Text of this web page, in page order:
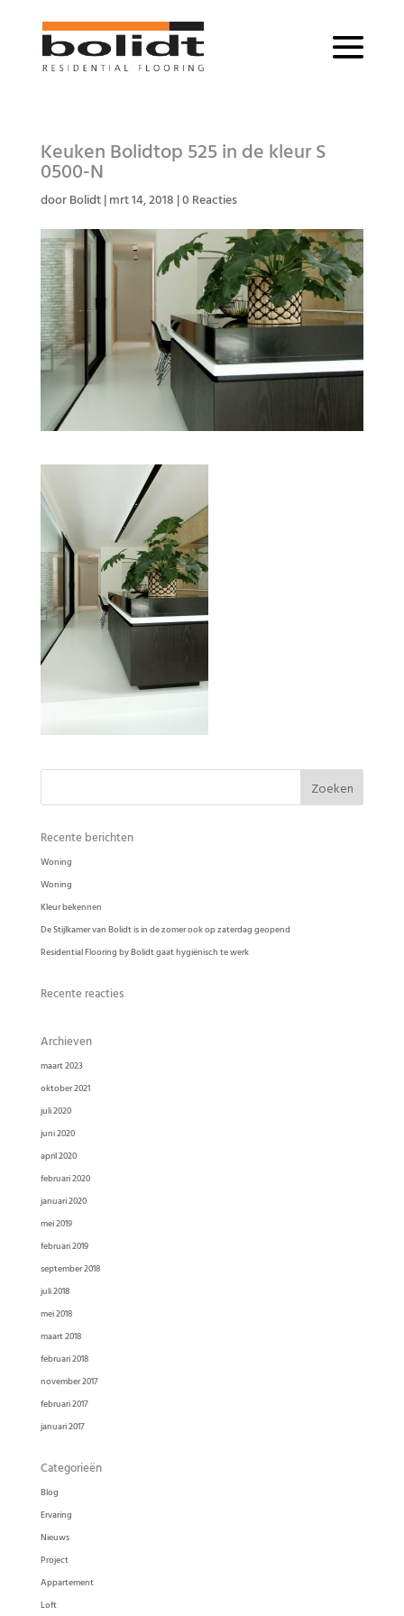
Keuken Bolidtop 525 in de kleur S
0500-N
doorBolidt|mrt 14, 2018 |0 Reacties
Recente berichten
Woning
Woning
Kleur bekennen
De Stijlkamer van Bolidt is in de zomer ook op zaterdag geopend
Residential Flooring by Bolidt gaat hygiënisch te werk
Recente reacties
Archieven
maart 2023
oktober 2021
juli 2020
juni 2020
april 2020
februari 2020
januari 2020
mei 2019
februari 2019
september 2018
juli 2018
mei 2018
maart 2018
februari 2018
november 2017
februari 2017
januari 2017
Categorieën
Blog
Ervaring
Nieuws
Project
Appartement
Loft